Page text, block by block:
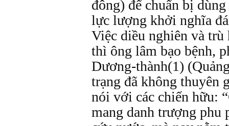
đông) để chuẩn bị
lực lượng khởi nghĩa
Việc diều nghiên và trù
thì ông lâm bạo bệnh,
Dương-thành(1)
trạng đã không thuyên
nói với các chiến hữu:
mang danh trượng phu